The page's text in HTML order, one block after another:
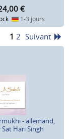
€
1-3 jours
1 2 Suivant
- allemand,
Hari Singh